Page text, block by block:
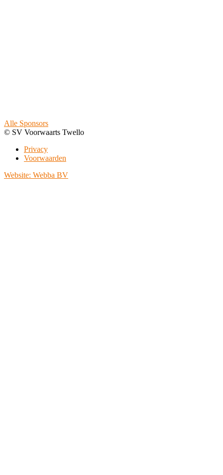
Alle Sponsors
© SV Voorwaarts Twello
Privacy
Voorwaarden
Website: Webba BV